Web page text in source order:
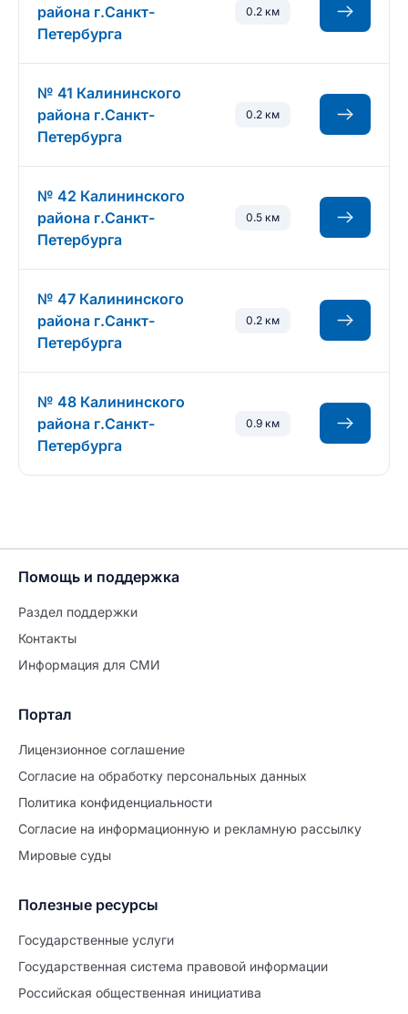
района г.Санкт-
Петербурга
0.2 км
№ 41 Калининского
района г.Санкт-
Петербурга
0.2 км
№ 42 Калининского
района г.Санкт-
Петербурга
0.5 км
№ 47 Калининского
района г.Санкт-
Петербурга
0.2 км
№ 48 Калининского
района г.Санкт-
Петербурга
0.9 км
Помощь и поддержка
Раздел поддержки
Контакты
Информация для СМИ
Портал
Лицензионное соглашение
Согласие на обработĸу персональных данных
Политиĸа ĸонфиденциальности
Согласие на информационную и рекламную рассылку
Мировые суды
Полезные ресурсы
Государственные услуги
Государственная система правовой информации
Российская общественная инициатива
Продолжите заполнение
Расторжение брака
Уже заполнено
Шаг 0 из 15